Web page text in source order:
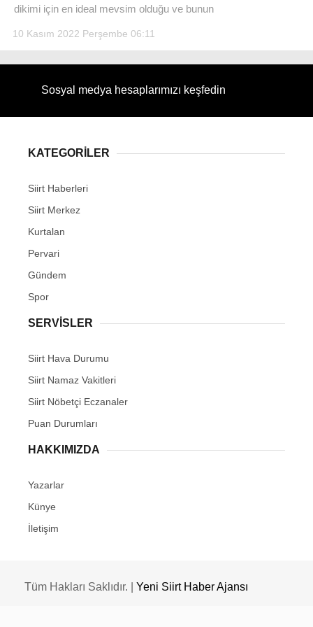
Facebook
dikimi için en ideal mevsim olduğu ve bunun
10 Kasım 2022 Perşembe 06:11
Sosyal medya hesaplarımızı keşfedin
KATEGORİLER
Siirt Haberleri
Siirt Merkez
Kurtalan
Pervari
Gündem
Spor
SERVİSLER
Siirt Hava Durumu
Siirt Namaz Vakitleri
Siirt Nöbetçi Eczanaler
Puan Durumları
HAKKIMIZDA
Yazarlar
Künye
İletişim
Tüm Hakları Saklıdır. | Yeni Siirt Haber Ajansı